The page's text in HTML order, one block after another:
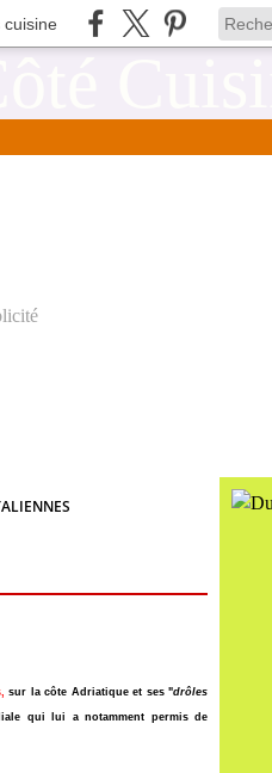
cuisine
sur la côte Adriatique et ses "drôles
qui lui a notamment permis de